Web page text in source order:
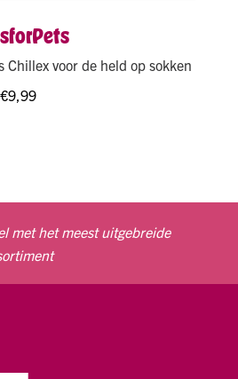
Chillex voor de held op sokken
€9,99
met het meest uitgebreide